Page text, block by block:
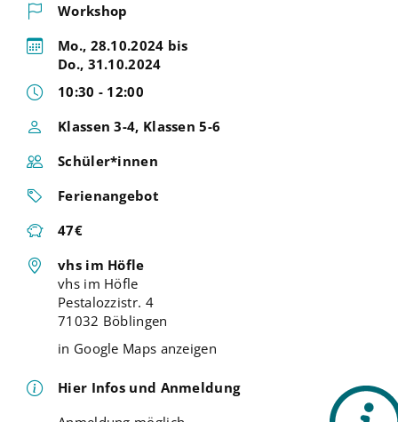
Workshop
Mo., 28.10.2024 bis
Do., 31.10.2024
10:30 - 12:00
Klassen 3-4, Klassen 5-6
Schüler*innen
Ferienangebot
47€
vhs im Höfle
vhs im Höfle
Pestalozzistr. 4
71032 Böblingen
in Google Maps anzeigen
Hier Infos und Anmeldung